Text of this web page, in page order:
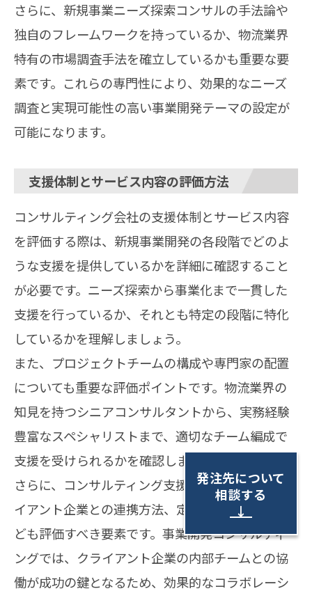
さらに、新規事業ニーズ探索コンサルの手法論や
独自のフレームワークを持っているか、物流業界
特有の市場調査手法を確立しているかも重要な要
素です。これらの専門性により、効果的なニーズ
調査と実現可能性の高い事業開発テーマの設定が
可能になります。
支援体制とサービス内容の評価方法
コンサルティング会社の支援体制とサービス内容
を評価する際は、新規事業開発の各段階でどのよ
うな支援を提供しているかを詳細に確認すること
が必要です。ニーズ探索から事業化まで一貫した
支援を行っているか、それとも特定の段階に特化
しているかを理解しましょう。
また、プロジェクトチームの構成や専門家の配置
についても重要な評価ポイントです。物流業界の
知見を持つシニアコンサルタントから、実務経験
豊富なスペシャリストまで、適切なチーム編成で
支援を受けられるかを確認しましょう。
さらに、コンサルティング支援の進め方や、クラ
イアント企業との連携方法、定期的な報告体制な
ども評価すべき要素です。事業開発コンサルティ
ングでは、クライアント企業の内部チームとの協
働が成功の鍵となるため、効果的なコラボレーシ
発注先について
相談する
↓